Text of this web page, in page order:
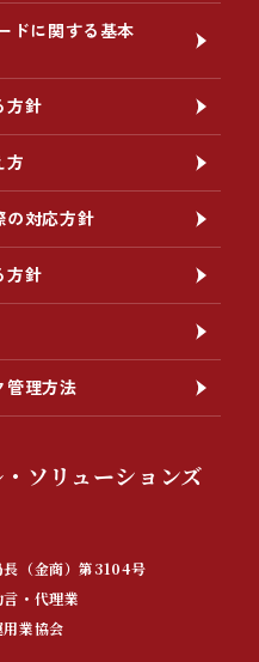
ドに関する基本
方針
方
の対応方針
方針
管理方法
ソリューションズ
（金商）第3104号
・代理業
業協会